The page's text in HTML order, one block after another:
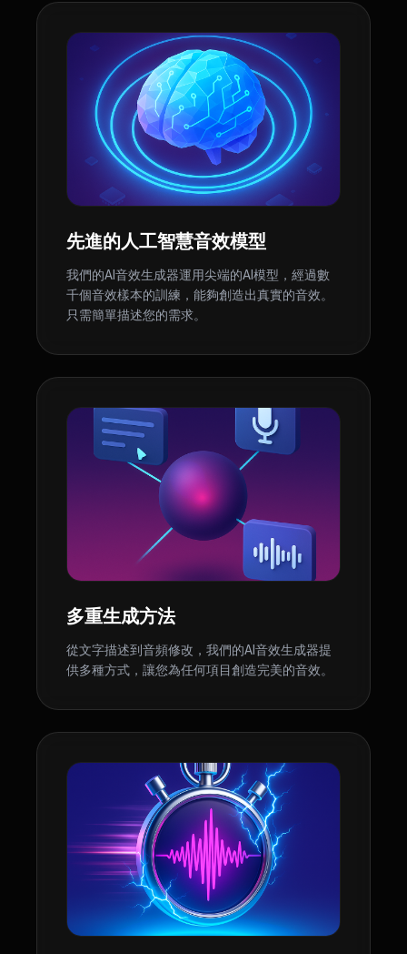
先進的人工智慧音效模型
我們的AI音效生成器運用尖端的AI模型，經過數
千個音效樣本的訓練，能夠創造出真實的音效。
只需簡單描述您的需求。
多重生成方法
從文字描述到音頻修改，我們的AI音效生成器提
供多種方式，讓您為任何項目創造完美的音效。